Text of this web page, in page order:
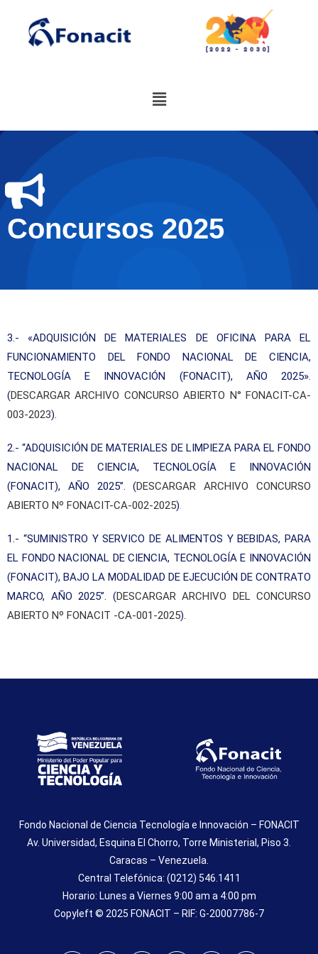
Concursos 2025
3.- «ADQUISICIÓN DE MATERIALES DE OFICINA PARA EL
FUNCIONAMIENTO DEL FONDO NACIONAL DE CIENCIA,
TECNOLOGÍA E INNOVACIÓN (FONACIT), AÑO 2025».
(DESCARGAR ARCHIVO CONCURSO ABIERTO N° FONACIT-CA-
003-2023).
2.- “ADQUISICIÓN DE MATERIALES DE LIMPIEZA PARA EL FONDO
NACIONAL DE CIENCIA, TECNOLOGÍA E INNOVACIÓN
(FONACIT), AÑO 2025”. (DESCARGAR ARCHIVO CONCURSO
ABIERTO Nº FONACIT-CA-002-2025)
1.- “SUMINISTRO Y SERVICO DE ALIMENTOS Y BEBIDAS, PARA
EL FONDO NACIONAL DE CIENCIA, TECNOLOGÍA E INNOVACIÓN
(FONACIT), BAJO LA MODALIDAD DE EJECUCIÓN DE CONTRATO
MARCO, AÑO 2025”. (DESCARGAR ARCHIVO DEL CONCURSO
ABIERTO Nº FONACIT -CA-001-2025).
Fondo Nacional de Ciencia Tecnología e Innovación – FONACIT
Av. Universidad, Esquina El Chorro, Torre Ministerial, Piso 3.
Caracas – Venezuela.
Central Telefónica: (0212) 546.1411
Horario: Lunes a Viernes 9:00 am a 4:00 pm
Copyleft © 2025 FONACIT – RIF: G-20007786-7